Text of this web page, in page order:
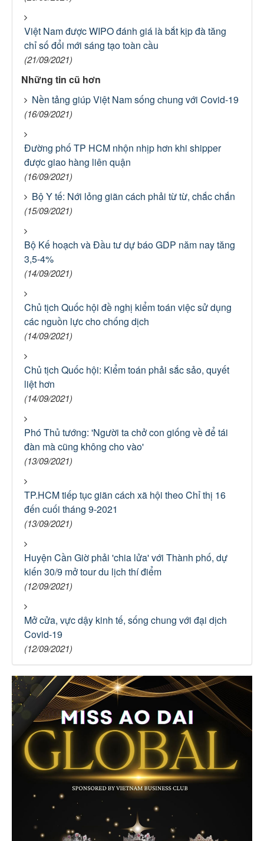
Việt Nam được WIPO đánh giá là bắt kịp đà tăng
chỉ số đổi mới sáng tạo toàn cầu
(21/09/2021)
Những tin cũ hơn
Nền tảng giúp Việt Nam sống chung với Covid-19
(16/09/2021)
Đường phố TP HCM nhộn nhịp hơn khi shipper
được giao hàng liên quận
(16/09/2021)
Bộ Y tế: Nới lỏng giãn cách phải từ từ, chắc chắn
(15/09/2021)
Bộ Kế hoạch và Đầu tư dự báo GDP năm nay tăng
3,5-4%
(14/09/2021)
Chủ tịch Quốc hội đề nghị kiểm toán việc sử dụng
các nguồn lực cho chống dịch
(14/09/2021)
Chủ tịch Quốc hội: Kiểm toán phải sắc sảo, quyết
liệt hơn
(14/09/2021)
Phó Thủ tướng: 'Người ta chở con giống về để tái
đàn mà cũng không cho vào'
(13/09/2021)
TP.HCM tiếp tục giãn cách xã hội theo Chỉ thị 16
đến cuối tháng 9-2021
(13/09/2021)
Huyện Cần Giờ phải 'chia lửa' với Thành phố, dự
kiến 30/9 mở tour du lịch thí điểm
(12/09/2021)
Mở cửa, vực dậy kinh tế, sống chung với đại dịch
Covid-19
(12/09/2021)